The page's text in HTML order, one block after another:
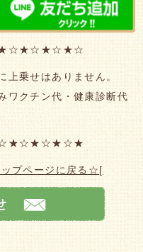
乗せはありません。
ワクチン代・健康診断代
プページに戻る☆[